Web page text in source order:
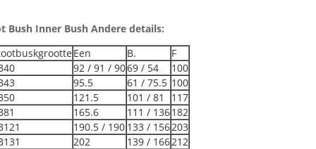
Bush Inner Bush Andere details:
Een B.
F
92 / 91 / 9069 / 54
100
95.5 61 / 75.5 100
121.5 101 / 81
117
165.6 111 / 136182
190.5 / 190 133 / 156203
202 139 / 166212